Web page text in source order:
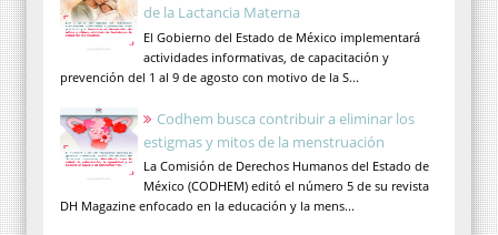
de la Lactancia Materna
El Gobierno del Estado de México implementará
actividades informativas, de capacitación y
prevención del 1 al 9 de agosto con motivo de la S...
Codhem busca contribuir a eliminar los
estigmas y mitos de la menstruación
La Comisión de Derechos Humanos del Estado de
México (CODHEM) editó el número 5 de su revista
DH Magazine enfocado en la educación y la mens...